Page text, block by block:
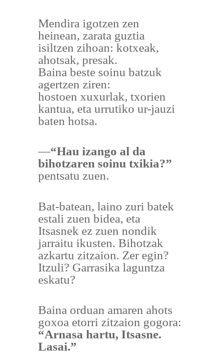
Mendira igotzen zen
heinean, zarata guztia
isiltzen zihoan: kotxeak,
ahotsak, presak.
Baina beste soinu batzuk
agertzen ziren:
hostoen xuxurlak, txorien
kantua, eta urrutiko ur-jauzi
baten hotsa.
—“Hau izango al da
bihotzaren soinu txikia?”
pentsatu zuen.
Bat-batean, laino zuri batek
estali zuen bidea, eta
Itsasnek ez zuen nondik
jarraitu ikusten. Bihotzak
azkartu zitzaion. Zer egin?
Itzuli? Garrasika laguntza
eskatu?
Baina orduan amaren ahots
goxoa etorri zitzaion gogora:
“Arnasa hartu, Itsasne.
Lasai.”